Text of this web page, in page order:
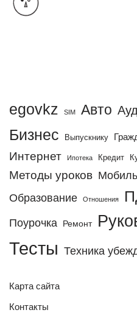
egovkz SIM Авто
Бизнес Выпускнику
Интернет Ипотека Кредит
Методы уроков
Образование Отношения
Поурочка Ремонт
Тесты Техника
Карта сайта
Контакты